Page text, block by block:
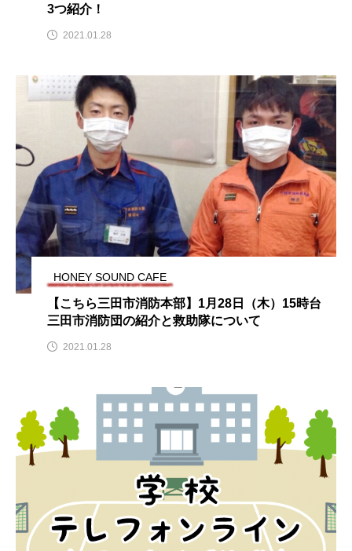
SIKIガーデン Autumn Season
SPOTTED PRODUCTIONS/TWIN
SUNSUNキッズ The Room Next Door
This is SUEKI We Live In Time WICKED
youtube Yukoの子連れハワイ旅珍道中
⻑尾謙杜
「THE オリバーな犬、（Gosh!!）このヤロウMOVIE」
『今日の空が一番好き、とまだ言えない僕は』
あかしあジュニア合唱団「さくらんぼ」
あかしあ台小学校 あじさいコンサート
あなたが眠る間
あの歌を憶えている あめぽったん
いばら姫 おいしいおのまとぺ
3つ紹介！
2021.01.28
HONEY SOUND CAFE
【こちら三田市消防本部】1月28日（木）15時台
三田市消防団の紹介と救助隊について
2021.01.28